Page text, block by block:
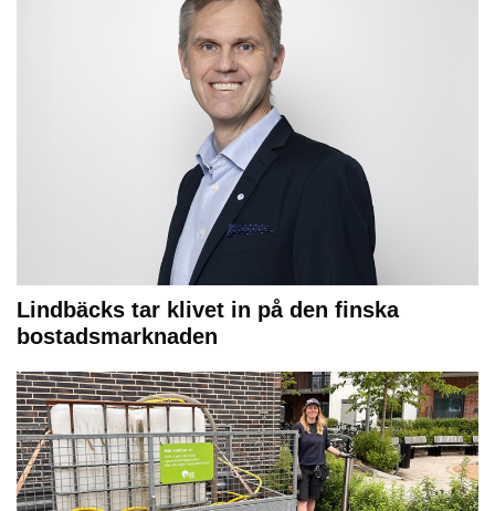
Lindbäcks tar klivet in på den finska
bostadsmarknaden